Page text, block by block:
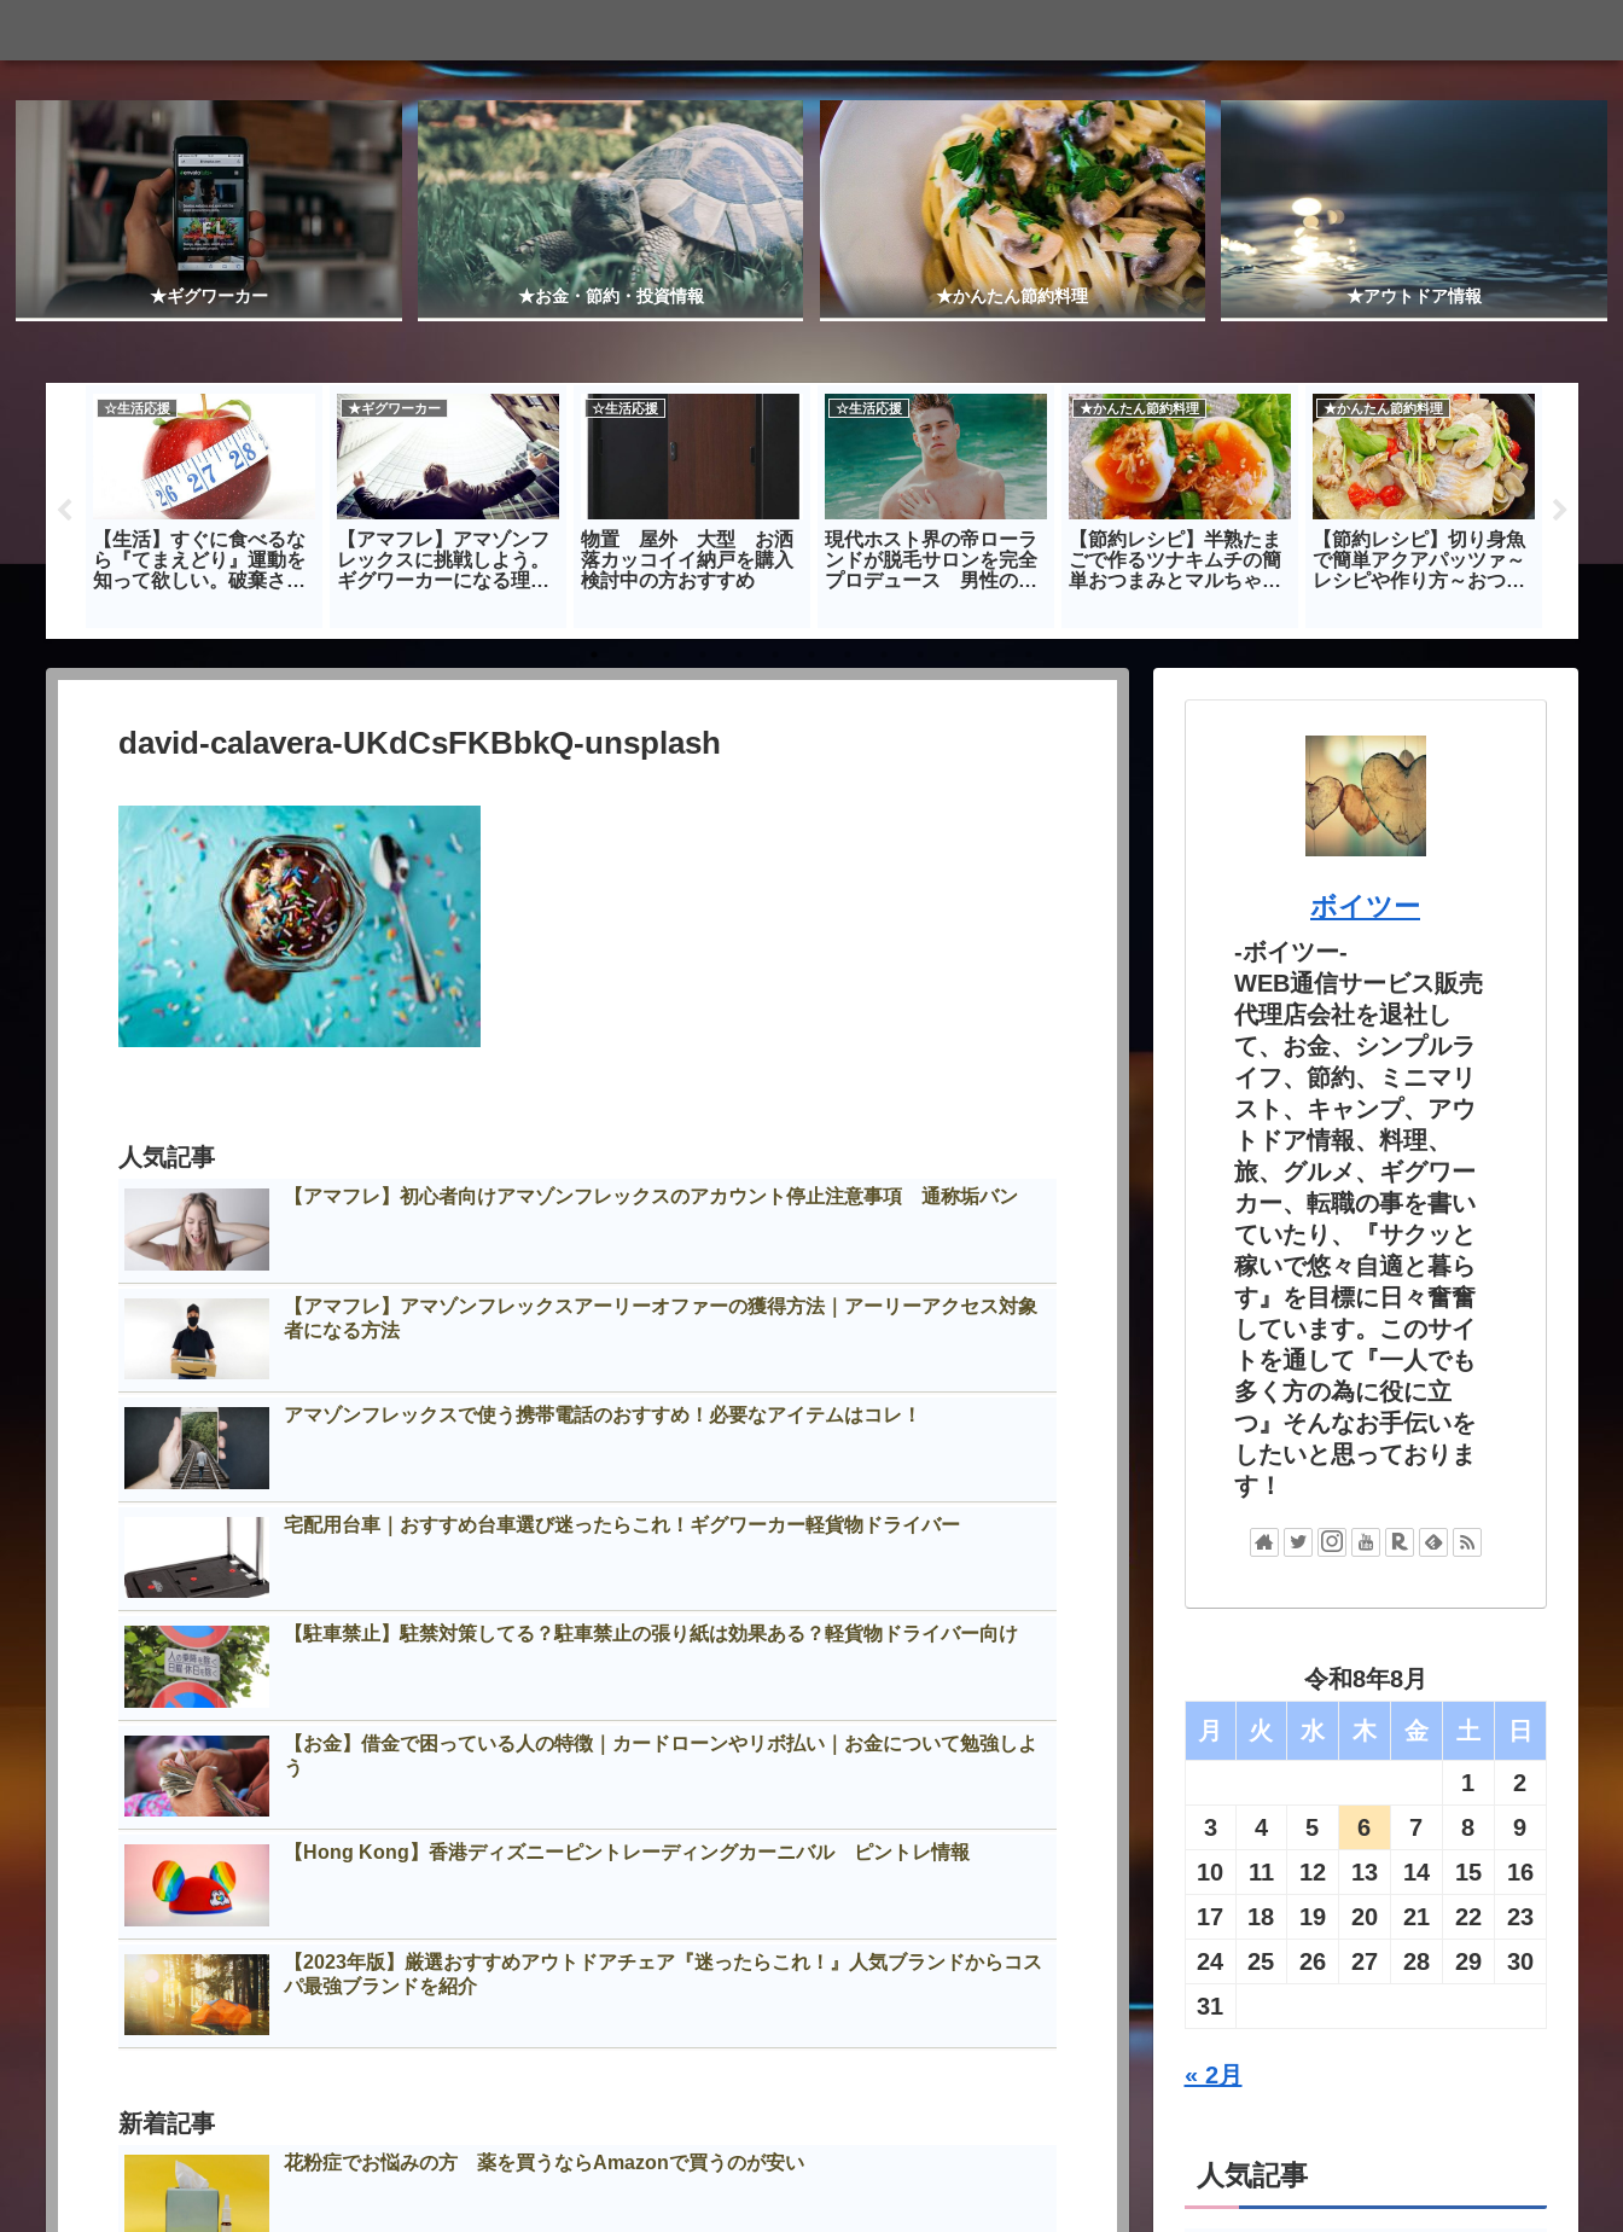
★ギグワーカー ★お金・節約・投資情報 ★かんたん節約料理 ★アウトドア情報
巻き
☆生活応援
【生活】すぐに食べるな
ら『てまえどり』運動を
知って欲しい。破棄され
★ギグワーカー
【アマフレ】アマゾンフ
レックスに挑戦しよう。
ギグワーカーになる理由
☆生活応援
物置 屋外 大型 お洒
落カッコイイ納戸を購入
検討中の方おすすめ
☆生活応援
現代ホスト界の帝ローラ
ンドが脱毛サロンを完全
プロデュース 男性の為
★かんたん節約料理
【節約レシピ】半熟たま
ごで作るツナキムチの簡
単おつまみとマルちゃん
★かんたん節約料理
【節約レシピ】切り身魚
で簡単アクアパッツァ～
レシピや作り方～おつま
レッ
david-calavera-UKdCsFKBbkQ-unsplash
人気記事
【アマフレ】初心者向けアマゾンフレックスのアカウント停止注意事項 通称垢バン
【アマフレ】アマゾンフレックスアーリーオファーの獲得方法｜アーリーアクセス対象
者になる方法
アマゾンフレックスで使う携帯電話のおすすめ！必要なアイテムはコレ！
宅配用台車｜おすすめ台車選び迷ったらこれ！ギグワーカー軽貨物ドライバー
【駐車禁止】駐禁対策してる？駐車禁止の張り紙は効果ある？軽貨物ドライバー向け
【お金】借金で困っている人の特徴｜カードローンやリボ払い｜お金について勉強しよ
う
【Hong Kong】香港ディズニーピントレーディングカーニバル ピントレ情報
【2023年版】厳選おすすめアウトドアチェア『迷ったらこれ！』人気ブランドからコス
パ最強ブランドを紹介
新着記事
花粉症でお悩みの方 薬を買うならAmazonで買うのが安い
ボイツー
-ボイツー-
WEB通信サービス販売
代理店会社を退社し
て、お金、シンプルラ
イフ、節約、ミニマリ
スト、キャンプ、アウ
トドア情報、料理、
旅、グルメ、ギグワー
カー、転職の事を書い
ていたり、『サクッと
稼いで悠々自適と暮ら
す』を目標に日々奮奮
しています。このサイ
トを通して『一人でも
多く方の為に役に立
つ』そんなお手伝いを
したいと思っておりま
す！
令和8年8月
月
火 水 木 金 土
日
1
2
3
4 5 6 7 8
9
10
11 12 13 14 15
16
17
18 19 20 21 22
23
24
25 26 27 28 29
30
31
« 2月
人気記事